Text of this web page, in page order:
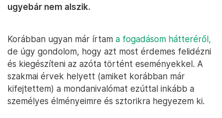
ugyebár nem alszik.
Korábban ugyan már írtam a fogadásom hátteréről,
de úgy gondolom, hogy azt most érdemes felidézni
és kiegészíteni az azóta történt eseményekkel. A
szakmai érvek helyett (amiket korábban már
kifejtettem) a mondanivalómat ezúttal inkább a
személyes élményeimre és sztorikra hegyezem ki.